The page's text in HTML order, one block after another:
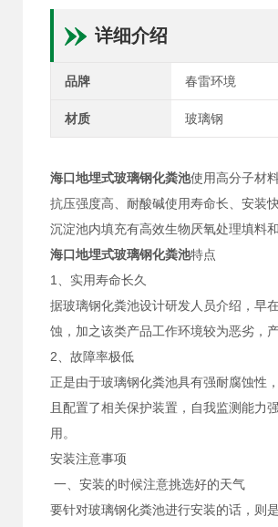
详细介绍
品牌 春雷环境
材质 玻璃钢
海口地埋式玻璃钢化粪池使用高分子材
抗压强度高、耐酸碱使用寿命长、安装
沉淀池内填充有高效生物厌氧处理填料和
海口地埋式玻璃钢化粪池特点
1、实用寿命长久
据玻璃钢化粪池设计研发人员介绍，早
蚀，加之该类产品工作环境较为恶劣，
2、故障率极低
正是由于玻璃钢化粪池具有强耐腐蚀性
且配置了相关保护装置，自我监测能力
用。
安装注意事项
一、安装的时候注意挑选好的天气
要针对玻璃钢化粪池进行安装的话，则